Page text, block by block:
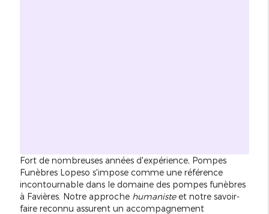
Fort de nombreuses années d'expérience, Pompes
Funèbres Lopeso s'impose comme une référence
incontournable dans le domaine des pompes funèbres
à Favières. Notre approche humanisteet notre savoir-
faire reconnu assurent un accompagnement